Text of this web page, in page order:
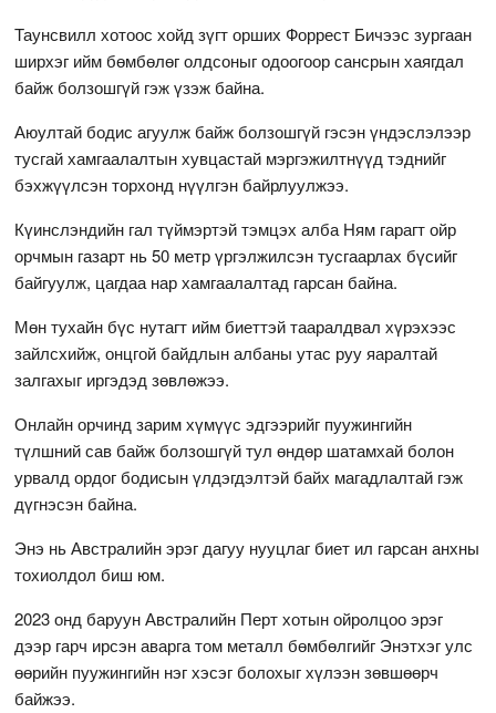
Таунсвилл хотоос хойд зүгт орших Форрест Бичээс зургаан
ширхэг ийм бөмбөлөг олдсоныг одоогоор сансрын хаягдал
байж болзошгүй гэж үзэж байна.
Аюултай бодис агуулж байж болзошгүй гэсэн үндэслэлээр
тусгай хамгаалалтын хувцастай мэргэжилтнүүд тэднийг
бэхжүүлсэн торхонд нүүлгэн байрлуулжээ.
Күинслэндийн гал түймэртэй тэмцэх алба Ням гарагт ойр
орчмын газарт нь 50 метр үргэлжилсэн тусгаарлах бүсийг
байгуулж, цагдаа нар хамгаалалтад гарсан байна.
Мөн тухайн бүс нутагт ийм биеттэй тааралдвал хүрэхээс
зайлсхийж, онцгой байдлын албаны утас руу яаралтай
залгахыг иргэдэд зөвлөжээ.
Онлайн орчинд зарим хүмүүс эдгээрийг пуужингийн
түлшний сав байж болзошгүй тул өндөр шатамхай болон
урвалд ордог бодисын үлдэгдэлтэй байх магадлалтай гэж
дүгнэсэн байна.
Энэ нь Австралийн эрэг дагуу нууцлаг биет ил гарсан анхны
тохиолдол биш юм.
2023 онд баруун Австралийн Перт хотын ойролцоо эрэг
дээр гарч ирсэн аварга том металл бөмбөлгийг Энэтхэг улс
өөрийн пуужингийн нэг хэсэг болохыг хүлээн зөвшөөрч
байжээ.